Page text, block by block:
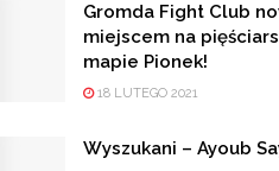
Gromda Fight Club
miejscem na
mapie Pionek!
18 LUTEGO 2021
Wyszukani – Ayoub